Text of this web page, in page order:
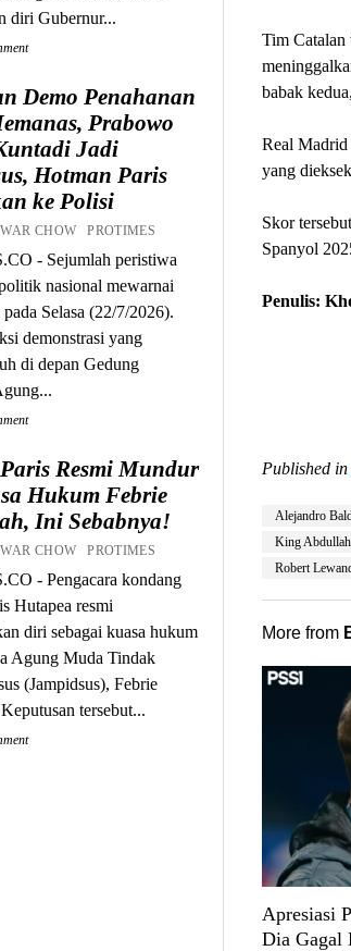
diri Gubernur...
Demo Penahanan
Prabowo
Jadi
Hotman Paris
ke Polisi
CHOW PROTIMES
- Sejumlah peristiwa
nasional mewarnai
Selasa (22/7/2026).
demonstrasi yang
di depan Gedung
Resmi Mundur
Hukum Febrie
Ini Sebabnya!
CHOW PROTIMES
- Pengacara kondang
Hutapea resmi
diri sebagai kuasa hukum
Agung Muda Tindak
(Jampidsus), Febrie
tersebut...
Tim Catalan
babak
Real Madrid
yang
Skor
Spanyol
Penulis:
Published in
Alejandro
King
Robert
More from
Apresiasi
Dia Gagal